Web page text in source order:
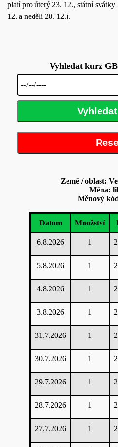
platí pro úterý 23. 12., státní svátky
12. a neděli 28. 12.).
Vyhledat kurz
Země / oblast:
Měna:
Měnový
Datum Množství
6.8.2026 1
5.8.2026 1
4.8.2026 1
3.8.2026 1
31.7.2026 1
30.7.2026 1
29.7.2026 1
28.7.2026 1
27.7.2026 1